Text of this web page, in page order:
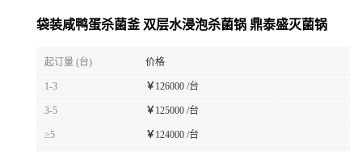
袋装咸鸭蛋杀菌釜 双层水浸泡杀菌锅 鼎泰盛灭菌锅
起订量 (台) 价格
1-3 ￥ 126000 /台
3-5 ￥ 125000 /台
≥5 ￥ 124000 /台